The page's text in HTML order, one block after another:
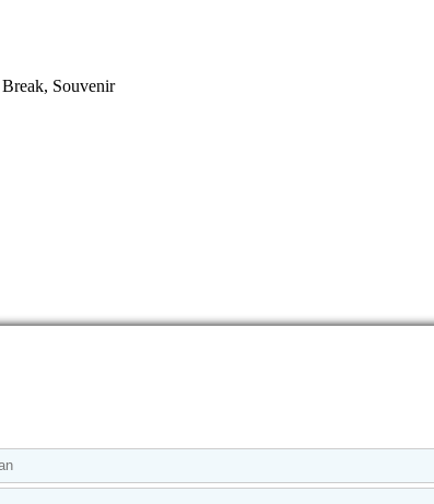
Souvenir